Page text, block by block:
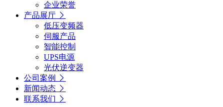
企业荣誉
产品展厅
低压变频器
伺服产品
智能控制
UPS电源
光伏逆变器
公司案例
新闻动态
联系我们